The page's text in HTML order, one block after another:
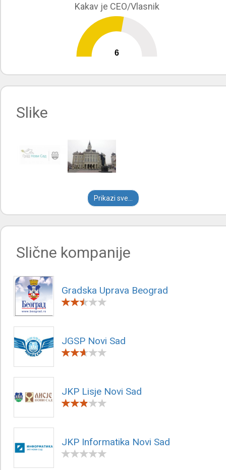
Kakav je CEO/Vlasnik
6
Slike
Prikazi sve...
Slične kompanije
Gradska Uprava Beograd
JGSP Novi Sad
JKP Lisje Novi Sad
JKP Informatika Novi Sad